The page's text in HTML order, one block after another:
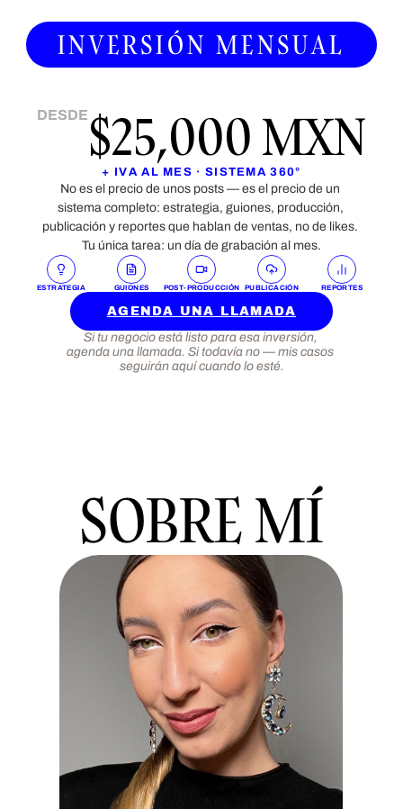
INVERSIÓN MENSUAL
DESDE $25,000 MXN
+ IVA AL MES · SISTEMA 360°
No es el precio de unos posts — es el precio de un
sistema completo: estrategia, guiones, producción,
publicación y reportes que hablan de ventas, no de likes.
Tu única tarea: un día de grabación al mes.
ESTRATEGIA GUIONES POST-PRODUCCIÓN PUBLICACIÓN REPORTES
AGENDA UNA LLAMADA
Si tu negocio está listo para esa inversión,
agenda una llamada. Si todavía no — mis casos
seguirán aquí cuando lo esté.
SOBRE MÍ